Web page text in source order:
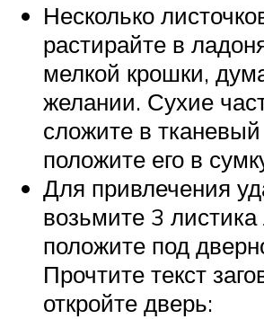
Несколько
растирайте в
мелкой крошки,
желании. Сухие
сложите в
положите его в
Для привлечения
возьмите 3 листика
положите под
Прочтите текст
откройте дверь: